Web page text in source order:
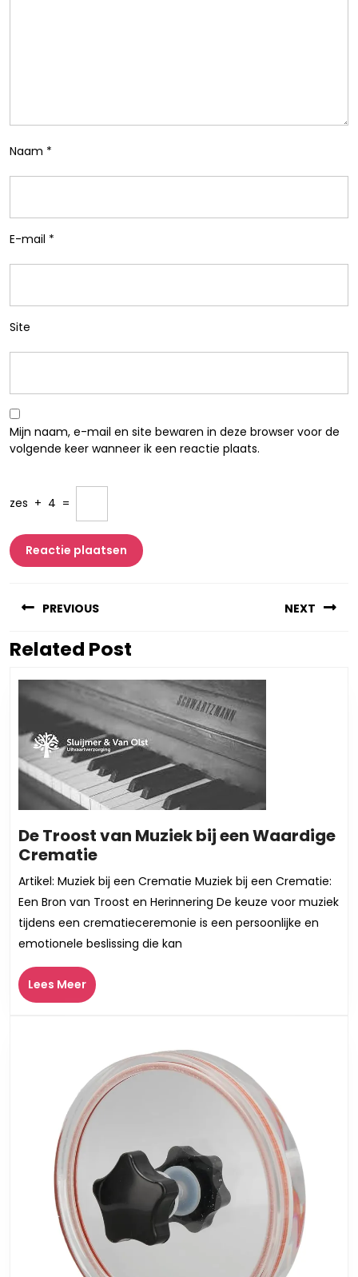
Naam *
E-mail *
Site
Mijn naam, e-mail en site bewaren in deze browser voor de
volgende keer wanneer ik een reactie plaats.
zes + 4 =
PREVIOUS
Vorig
NEXT
Related Post
De Troost van Muziek bij een Waardige
CrematieDe
Troost
van
Muziek
bij
een
Artikel: Muziek bij een Crematie Muziek bij een Crematie:
Een Bron van Troost en Herinnering De keuze voor muziek
tijdens een crematieceremonie is een persoonlijke en
emotionele beslissing die kan
Lees MeerLees
Meer